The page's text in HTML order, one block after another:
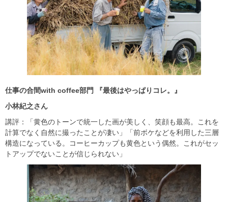
仕事の合間with coffee部門
『最後はやっぱりコレ。』
小林紀之さん
講評：「黄色のトーンで統一した画が美しく、笑顔も最高。これを
計算でなく自然に撮ったことが凄い」「前ボケなどを利用した三層
構造になっている。コーヒーカップも黄色という偶然。これがセッ
トアップでないことが信じられない」